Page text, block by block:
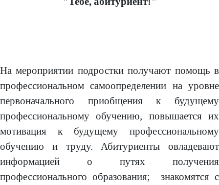
На мероприятии подростки получают помощь в
профессиональном самоопределении на уровне
первоначального приобщения к будущему
профессиональному обучению, повышается их
мотивация к будущему профессиональному
обучению и труду. Абитуриенты овладевают
информацией о путях получения
профессионального образования; знакомятся с